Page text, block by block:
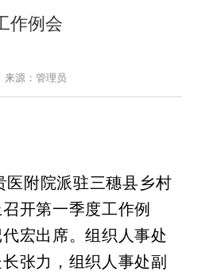
作例会
来源：管理员
医附院派驻三穗县乡村
开第一季度工作例
宏出席。组织人事处
张力，组织人事处副